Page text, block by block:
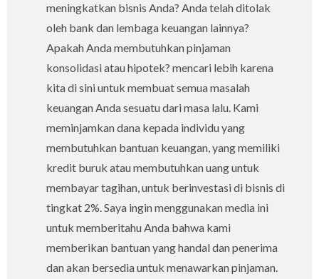
meningkatkan bisnis Anda? Anda telah ditolak
oleh bank dan lembaga keuangan lainnya?
Apakah Anda membutuhkan pinjaman
konsolidasi atau hipotek? mencari lebih karena
kita di sini untuk membuat semua masalah
keuangan Anda sesuatu dari masa lalu. Kami
meminjamkan dana kepada individu yang
membutuhkan bantuan keuangan, yang memiliki
kredit buruk atau membutuhkan uang untuk
membayar tagihan, untuk berinvestasi di bisnis di
tingkat 2%. Saya ingin menggunakan media ini
untuk memberitahu Anda bahwa kami
memberikan bantuan yang handal dan penerima
dan akan bersedia untuk menawarkan pinjaman.